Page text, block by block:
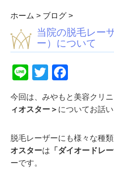
ホーム > ブログ >
当院の脱毛レー
ー）について
LineTwitter
今回は、みやもと美容クリ
ィオスター＞ についてお話い
脱毛レーザーにも様々な種
オスターは 「ダイオードレー
ーです。